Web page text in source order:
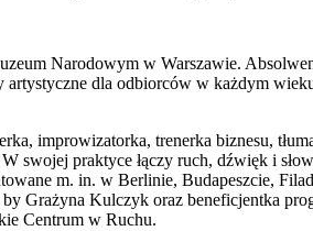
Narodowym w Warszawie.
artystyczne dla odbiorców w każdym
improwizatorka, trenerka biznesu,
praktyce łączy ruch, dźwięk i
m. in. w Berlinie, Budapeszcie,
Grażyna Kulczyk oraz beneficjentka
Centrum w Ruchu.